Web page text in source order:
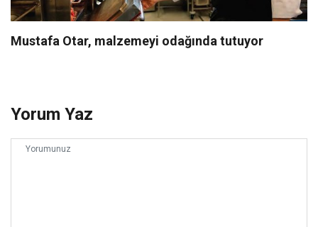
Mustafa Otar, malzemeyi odağında tutuyor
Yorum Yaz